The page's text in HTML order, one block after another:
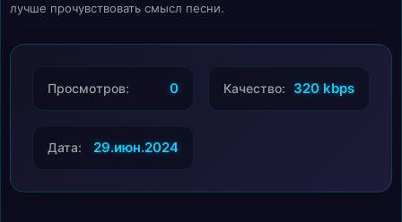
лучше прочувствовать смысл песни.
Просмотров: 0 Качество: 320 kbps
Дата: 29.июн.2024